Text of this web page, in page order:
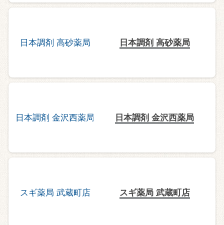
日本調剤 高砂薬局
日本調剤 金沢西薬局
スギ薬局 武蔵町店